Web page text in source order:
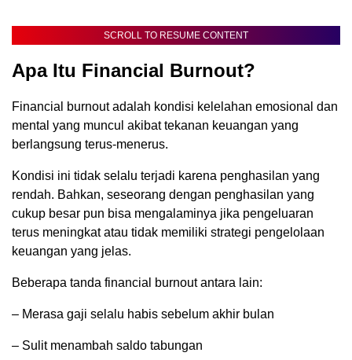
SCROLL TO RESUME CONTENT
Apa Itu Financial Burnout?
Financial burnout adalah kondisi kelelahan emosional dan
mental yang muncul akibat tekanan keuangan yang
berlangsung terus-menerus.
Kondisi ini tidak selalu terjadi karena penghasilan yang
rendah. Bahkan, seseorang dengan penghasilan yang
cukup besar pun bisa mengalaminya jika pengeluaran
terus meningkat atau tidak memiliki strategi pengelolaan
keuangan yang jelas.
Beberapa tanda financial burnout antara lain:
– Merasa gaji selalu habis sebelum akhir bulan
– Sulit menambah saldo tabungan